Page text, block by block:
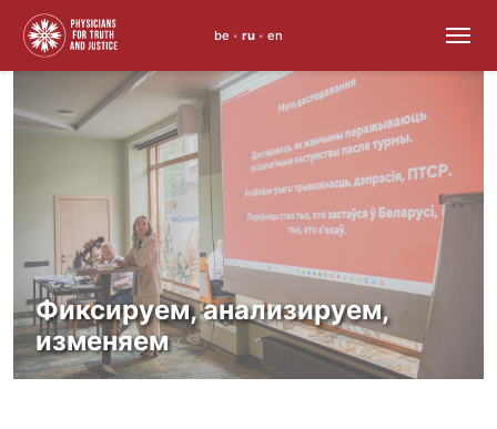
to
content
be • ru • en
Фиксируем, анализируем,
изменяем